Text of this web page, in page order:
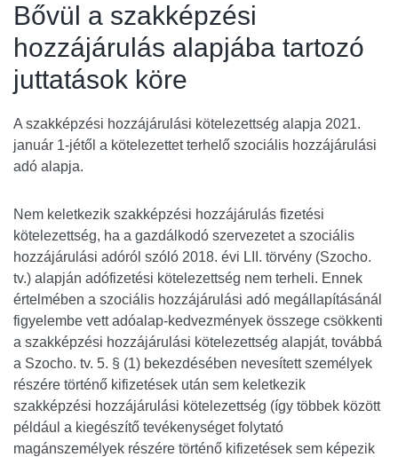
Bővül a szakképzési
hozzájárulás alapjába tartozó
juttatások köre
A szakképzési hozzájárulási kötelezettség alapja 2021.
január 1-jétől a kötelezettet terhelő szociális hozzájárulási
adó alapja.
Nem keletkezik szakképzési hozzájárulás fizetési
kötelezettség, ha a gazdálkodó szervezetet a szociális
hozzájárulási adóról szóló 2018. évi LII. törvény (Szocho.
tv.) alapján adófizetési kötelezettség nem terheli. Ennek
értelmében a szociális hozzájárulási adó megállapításánál
figyelembe vett adóalap-kedvezmények összege csökkenti
a szakképzési hozzájárulási kötelezettség alapját, továbbá
a Szocho. tv. 5. § (1) bekezdésében nevesített személyek
részére történő kifizetések után sem keletkezik
szakképzési hozzájárulási kötelezettség (így többek között
például a kiegészítő tevékenységet folytató
magánszemélyek részére történő kifizetések sem képezik